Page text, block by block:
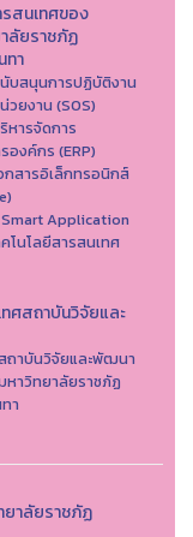
สนเทศของ
ลัยราชภัฏ
ทา
บสนุนการปฏิบัติงาน
วยงาน (SOS)
หารจัดการ
องค์กร (ERP)
กสารอิเล็กทรอนิกส์
Smart Application
โนโลยีสารสนเทศ
ศสถาบันวิจัยและ
ถาบันวิจัยและพัฒนา
หาวิทยาลัยราชภัฏ
า
ยาลัยราชภัฏ